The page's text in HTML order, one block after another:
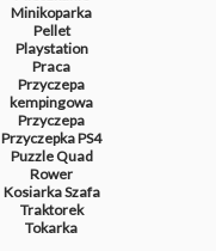
Minikoparka
Pellet
Playstation
Praca
Przyczepa
kempingowa
Przyczepa
PrzyczepkaPS4
PuzzleQuad
Rower
KosiarkaSzafa
Traktorek
Tokarka